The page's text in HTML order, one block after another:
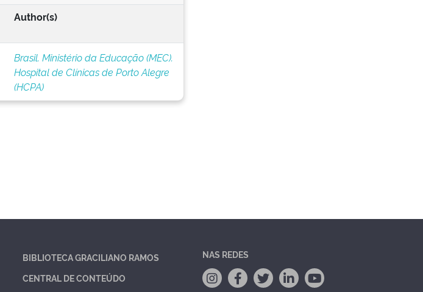
Author(s)
Brasil. Ministério da Educação (MEC).
Hospital de Clínicas de Porto Alegre
(HCPA)
BIBLIOTECA GRACILIANO RAMOS
CENTRAL DE CONTEÚDO
NAS REDES